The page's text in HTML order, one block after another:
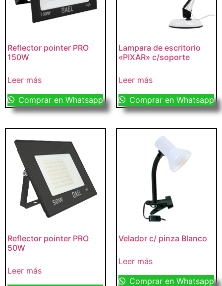
Reflector pointer PRO
150W
Leer más
Comprar en Whatsapp
Lampara de escritorio
«PIXAR» c/soporte
Leer más
Comprar en Whatsapp
Reflector pointer PRO
50W
Leer más
Velador c/ pinza Blanco
Leer más
Comprar en Whatsapp